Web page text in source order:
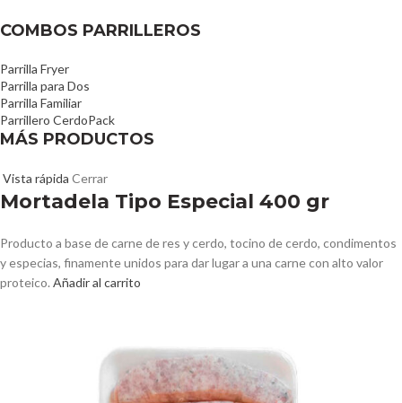
COMBOS PARRILLEROS
Parrilla Fryer
Parrilla para Dos
Parrilla Familiar
Parrillero CerdoPack
MÁS PRODUCTOS
Vista rápida Cerrar
Mortadela Tipo Especial 400 gr
Producto a base de carne de res y cerdo, tocino de cerdo, condimentos
y especias, finamente unidos para dar lugar a una carne con alto valor
proteico. Añadir al carrito